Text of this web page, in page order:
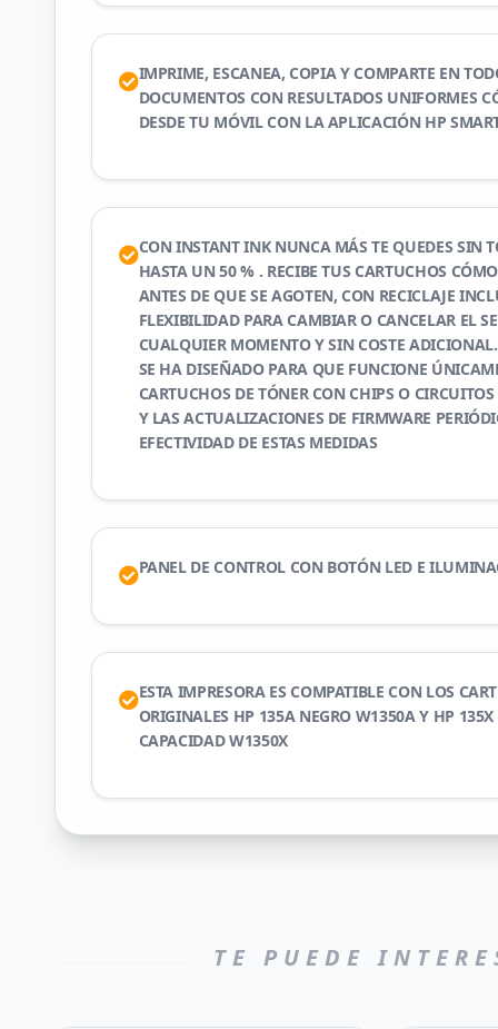
IMPRIME, ESCANEA, COPIA Y COMPARTE EN
DOCUMENTOS CON RESULTADOS UNIFORMES
DESDE TU MÓVIL CON LA APLICACIÓN HP
CON INSTANT INK NUNCA MÁS TE QUEDES SIN
HASTA UN 50 % . RECIBE TUS CARTUCHOS
ANTES DE QUE SE AGOTEN, CON RECICLAJE
FLEXIBILIDAD PARA CAMBIAR O CANCELAR EL
CUALQUIER MOMENTO Y SIN COSTE
SE HA DISEÑADO PARA QUE FUNCIONE
CARTUCHOS DE TÓNER CON CHIPS O
Y LAS ACTUALIZACIONES DE FIRMWARE
EFECTIVIDAD DE ESTAS MEDIDAS
PANEL DE CONTROL CON BOTÓN LED E
ESTA IMPRESORA ES COMPATIBLE CON LOS
ORIGINALES HP 135A NEGRO W1350A Y HP 135X
CAPACIDAD W1350X
TE PUEDE